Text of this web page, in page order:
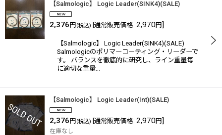
【Salmologic】 Logic Leader(SINK4)(SALE)
2,376 円 (税込) 通常販売価格: 2,970円]
【Salmologic】 Logic Leader(SINK4)(SALE)
Salmologicのポリマーコーティング・リーダーで
す。 バランスを徹底的に研究し、ライン重量毎
に適切な重量…
【Salmologic】 Logic Leader(Int)(SALE)
2,376 円 (税込) 通常販売価格: 2,970円]
在庫なし